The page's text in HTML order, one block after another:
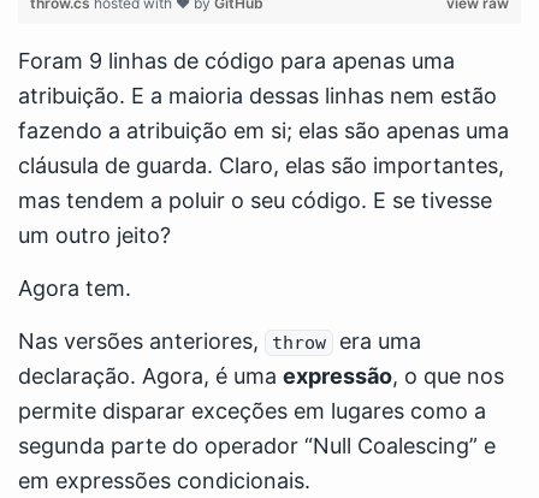
Foram 9 linhas de código para apenas uma
atribuição. E a maioria dessas linhas nem estão
fazendo a atribuição em si; elas são apenas uma
cláusula de guarda. Claro, elas são importantes,
mas tendem a poluir o seu código. E se tivesse
um outro jeito?
Agora tem.
Nas versões anteriores, throw
era uma
declaração. Agora, é uma expressão, o que nos
permite disparar exceções em lugares como a
segunda parte do operador “Null Coalescing” e
em expressões condicionais.